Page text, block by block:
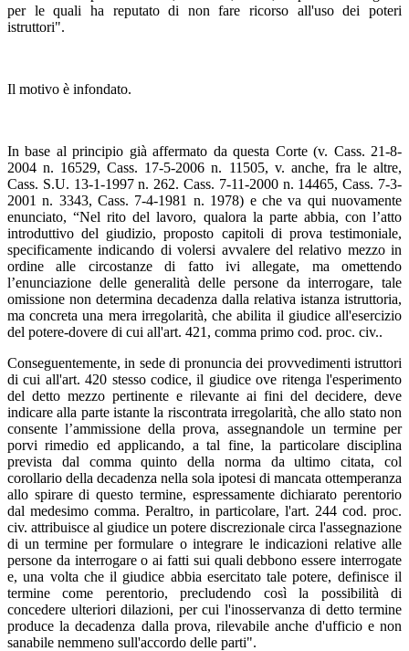
per le quali ha reputato di non fare ricorso all'uso dei poteri
istruttori".
Il motivo è infondato.
In base al principio già affermato da questa Corte (v. Cass. 21-8-
2004 n. 16529, Cass. 17-5-2006 n. 11505, v. anche, fra le altre,
Cass. S.U. 13-1-1997 n. 262. Cass. 7-11-2000 n. 14465, Cass. 7-3-
2001 n. 3343, Cass. 7-4-1981 n. 1978) e che va qui nuovamente
enunciato, “Nel rito del lavoro, qualora la parte abbia, con l’atto
introduttivo del giudizio, proposto capitoli di prova testimoniale,
specificamente indicando di volersi avvalere del relativo mezzo in
ordine alle circostanze di fatto ivi allegate, ma omettendo
l’enunciazione delle generalità delle persone da interrogare, tale
omissione non determina decadenza dalla relativa istanza istruttoria,
ma concreta una mera irregolarità, che abilita il giudice all'esercizio
del potere-dovere di cui all'art. 421, comma primo cod. proc. civ..
Conseguentemente, in sede di pronuncia dei provvedimenti istruttori
di cui all'art. 420 stesso codice, il giudice ove ritenga l'esperimento
del detto mezzo pertinente e rilevante ai fini del decidere, deve
indicare alla parte istante la riscontrata irregolarità, che allo stato non
consente l’ammissione della prova, assegnandole un termine per
porvi rimedio ed applicando, a tal fine, la particolare disciplina
prevista dal comma quinto della norma da ultimo citata, col
corollario della decadenza nella sola ipotesi di mancata ottemperanza
allo spirare di questo termine, espressamente dichiarato perentorio
dal medesimo comma. Peraltro, in particolare, l'art. 244 cod. proc.
civ. attribuisce al giudice un potere discrezionale circa l'assegnazione
di un termine per formulare o integrare le indicazioni relative alle
persone da interrogare o ai fatti sui quali debbono essere interrogate
e, una volta che il giudice abbia esercitato tale potere, definisce il
termine come perentorio, precludendo così la possibilità di
concedere ulteriori dilazioni, per cui l'inosservanza di detto termine
produce la decadenza dalla prova, rilevabile anche d'ufficio e non
sanabile nemmeno sull'accordo delle parti".